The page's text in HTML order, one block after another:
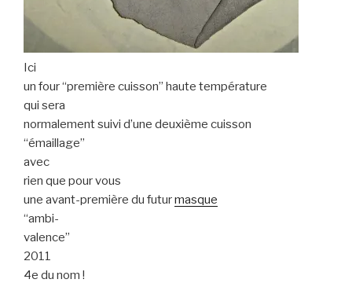
Ici
un four “première cuisson” haute température
qui sera
normalement suivi d’une deuxième cuisson
“émaillage”
avec
rien que pour vous
une avant-première du futurmasque
“ambi-
valence”
2011
4e du nom !